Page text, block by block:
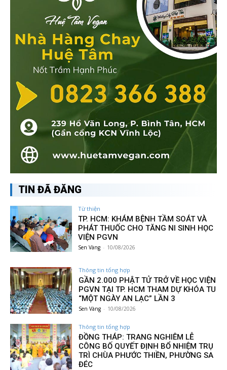
TIN ĐÃ ĐĂNG
Từ thiện
TP. HCM: KHÁM BỆNH TẦM SOÁT VÀ
PHÁT THUỐC CHO TĂNG NI SINH HỌC
VIỆN PGVN
Sen Vàng - 10/08/2026
Thông tin tổng hợp
GẦN 2.000 PHẬT TỬ TRỞ VỀ HỌC VIỆN
PGVN TẠI TP. HCM THAM DỰ KHÓA TU
“MỘT NGÀY AN LẠC” LẦN 3
Sen Vàng - 10/08/2026
Thông tin tổng hợp
ĐỒNG THÁP: TRANG NGHIÊM LỄ
CÔNG BỐ QUYẾT ĐỊNH BỔ NHIỆM TRỤ
TRÌ CHÙA PHƯỚC THIỀN, PHƯỜNG SA
ĐÉC